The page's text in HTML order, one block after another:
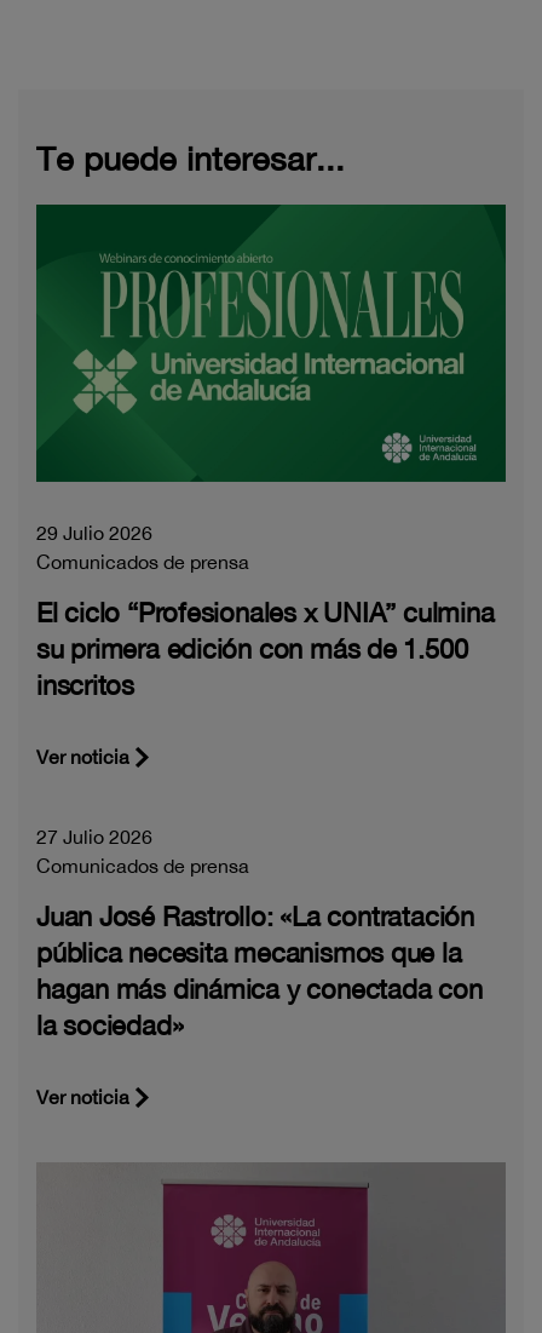
Te puede interesar...
29 Julio 2026
Comunicados de prensa
El ciclo “Profesionales x UNIA” culmina
su primera edición con más de 1.500
inscritos
Ver noticia
27 Julio 2026
Comunicados de prensa
Juan José Rastrollo: «La contratación
pública necesita mecanismos que la
hagan más dinámica y conectada con
la sociedad»
Ver noticia